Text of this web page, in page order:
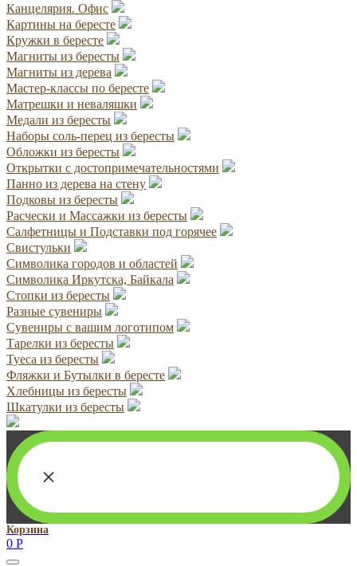
Канцелярия. Офис
Картины на бересте
Кружки в бересте
Магниты из бересты
Магниты из дерева
Мастер-классы по бересте
Матрешки и неваляшки
Медали из бересты
Наборы соль-перец из бересты
Обложки из бересты
Открытки с достопримечательностями
Панно из дерева на стену
Подковы из бересты
Расчески и Массажки из бересты
Салфетницы и Подставки под горячее
Свистульки
Символика городов и областей
Символика Иркутска, Байкала
Стопки из бересты
Разные сувениры
Сувениры с вашим логотипом
Тарелки из бересты
Туеса из бересты
Фляжки и Бутылки в бересте
Хлебницы из бересты
Шкатулки из бересты
×
Корзина
0 Р